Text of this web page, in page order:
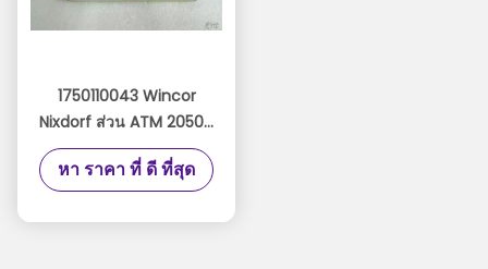
1750110043 Wincor
Nixdorf ส่วน ATM 2050X
เครื่องพิมพ์วารสารความ
ร้อน TP06 01750110043
หา ราคา ที่ ดี ที่สุด